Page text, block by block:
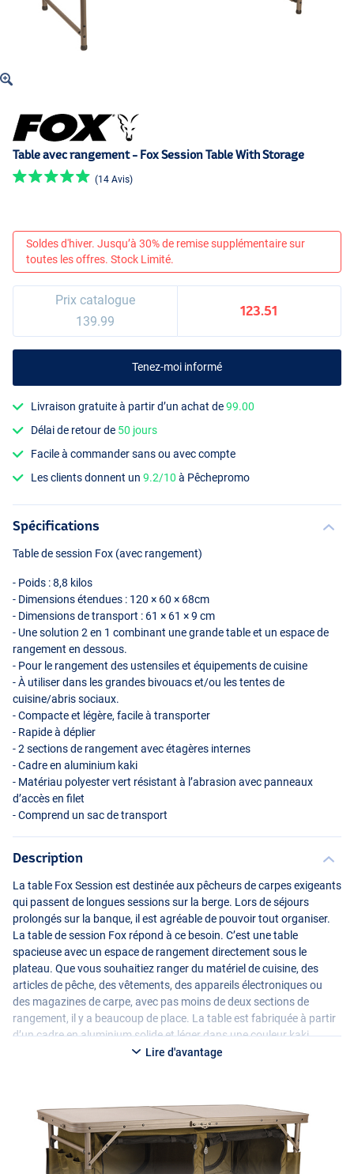
Table avec rangement - Fox Session Table With Storage
(14 Avis)
Soldes d'hiver. Jusqu’à 30% de remise supplémentaire sur
toutes les offres. Stock Limité.
Prix catalogue
139.99
123.51
Tenez-moi informé
Livraison gratuite à partir d’un achat de99.00
Délai de retour de 50 jours
Facile à commander sans ou avec compte
Les clients donnent un9.2/10 à Pêchepromo
Spécifications
Table de session Fox (avec rangement)
- Poids : 8,8 kilos
- Dimensions étendues : 120 × 60 × 68cm
- Dimensions de transport : 61 × 61 × 9 cm
- Une solution 2 en 1 combinant une grande table et un espace de
rangement en dessous.
- Pour le rangement des ustensiles et équipements de cuisine
- À utiliser dans les grandes bivouacs et/ou les tentes de
cuisine/abris sociaux.
- Compacte et légère, facile à transporter
- Rapide à déplier
- 2 sections de rangement avec étagères internes
- Cadre en aluminium kaki
- Matériau polyester vert résistant à l’abrasion avec panneaux
d’accès en filet
- Comprend un sac de transport
Description
La table Fox Session est destinée aux pêcheurs de carpes exigeants
qui passent de longues sessions sur la berge. Lors de séjours
prolongés sur la banque, il est agréable de pouvoir tout organiser.
La table de session Fox répond à ce besoin. C’est une table
spacieuse avec un espace de rangement directement sous le
plateau. Que vous souhaitiez ranger du matériel de cuisine, des
articles de pêche, des vêtements, des appareils électroniques ou
des magazines de carpe, avec pas moins de deux sections de
rangement, il y a beaucoup de place. La table est fabriquée à partir
d’un cadre en aluminium solide et léger dans une couleur kaki
élégante. Les sections de rangement sont fabriquées à partir d’un
puissiez facilement le transporter de la voiture ou de la brouette. Si
vous avez un grand bivvy, une tente de cuisine ou un abri social et
que vous êtes souvent loin de chez vous pendant de longues
périodes, cette table est faite pour vous !
Lire d'avantage